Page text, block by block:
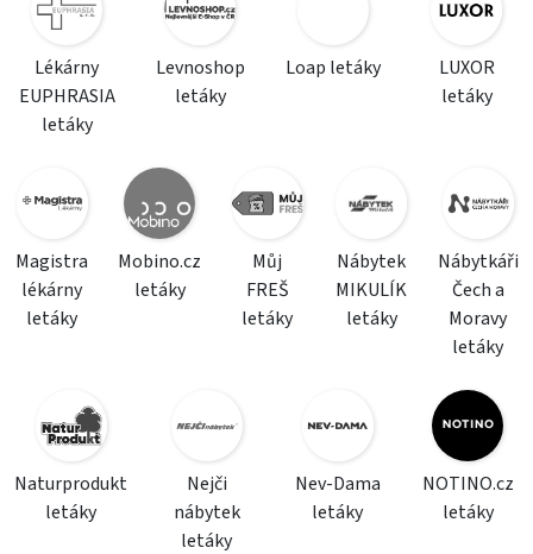
Lékárny
EUPHRASIA
letáky
Levnoshop
letáky
Loap letáky
LUXOR
letáky
Magistra
lékárny
letáky
Mobino.cz
letáky
Můj
FREŠ
letáky
Nábytek
MIKULÍK
letáky
Nábytkáři
Čech a
Moravy
letáky
Naturprodukt
letáky
Nejči
nábytek
letáky
Nev-Dama
letáky
NOTINO.cz
letáky